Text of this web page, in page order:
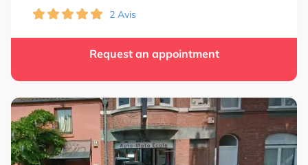
2 Avis
Request an appointment